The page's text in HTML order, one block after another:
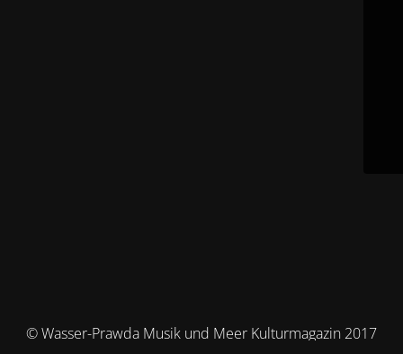
© Wasser-Prawda Musik und Meer Kulturmagazin 2017